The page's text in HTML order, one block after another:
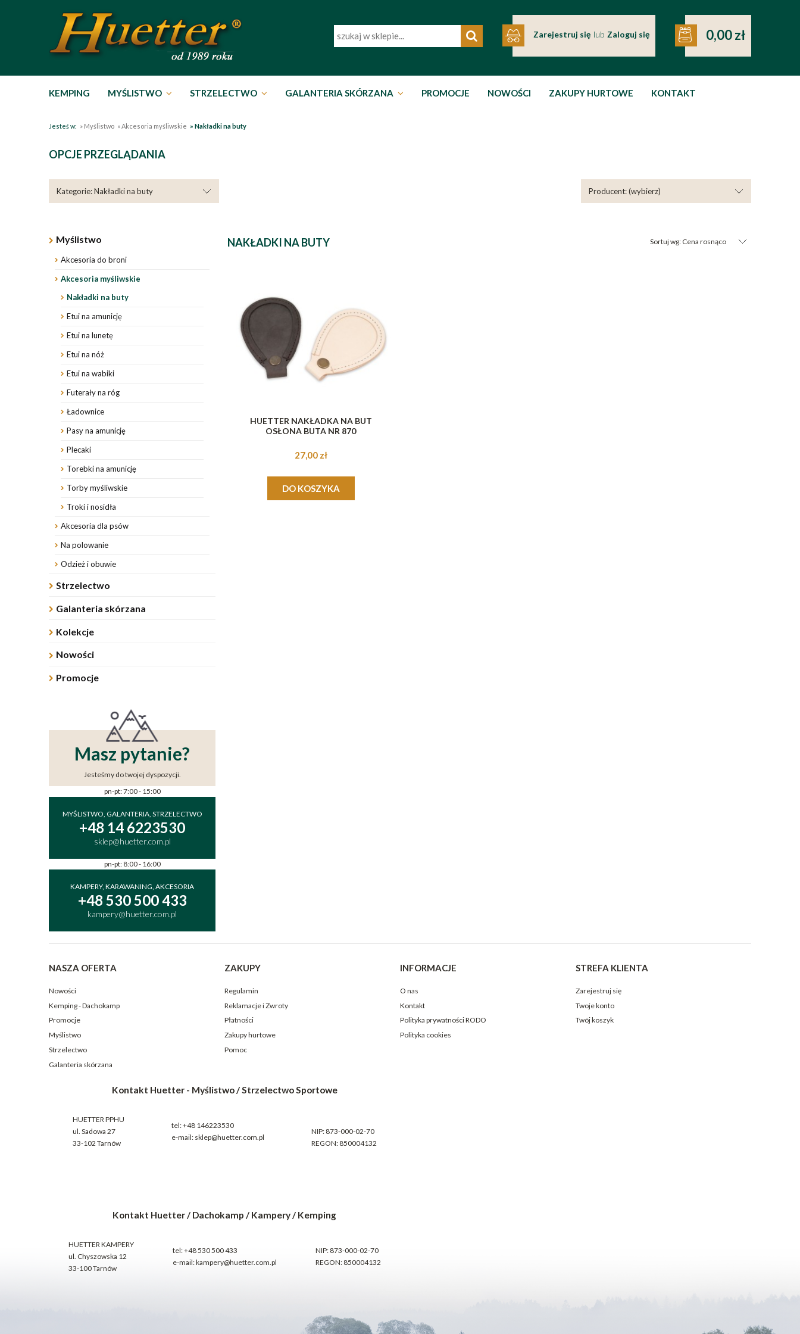
0,00 zł
Zarejestruj się lub Zaloguj się
KEMPING MYŚLISTWO STRZELECTWO GALANTERIA SKÓRZANA PROMOCJE NOWOŚCI ZAKUPY HURTOWE KONTAKT
Jesteś w: » Myślistwo »Akcesoria myśliwskie » Nakładki na buty
OPCJE PRZEGLĄDANIA
Kategorie: Nakładki na buty Producent: (wybierz)
Myślistwo
Akcesoria do broni
Akcesoria myśliwskie
Nakładki na buty
Etui na amunicję
Etui na lunetę
Etui na nóż
Etui na wabiki
Futerały na róg
Ładownice
Pasy na amunicję
Plecaki
Torebki na amunicję
Torby myśliwskie
Troki i nosidła
Akcesoria dla psów
Na polowanie
Odzież i obuwie
Strzelectwo
Galanteria skórzana
Kolekcje
Nowości
Promocje
Masz pytanie?
Jesteśmy do twojej dyspozycji.
pn-pt: 7:00 - 15:00
MYŚLISTWO, GALANTERIA, STRZELECTWO
+48 14 6223530
sklep@huetter.com.pl
pn-pt: 8:00 - 16:00
KAMPERY, KARAWANING, AKCESORIA
+48 530 500 433
kampery@huetter.com.pl
NAKŁADKI NA BUTY Sortuj wg: Cena rosnąco
HUETTER NAKŁADKA NA BUT
OSŁONA BUTA NR 870
27,00 zł
DO KOSZYKA
NASZA OFERTA
Nowości
Kemping - Dachokamp
Promocje
Myślistwo
Strzelectwo
Galanteria skórzana
ZAKUPY
Regulamin
Reklamacje i Zwroty
Płatności
Zakupy hurtowe
Pomoc
INFORMACJE
O nas
Kontakt
Polityka prywatności RODO
Polityka cookies
STREFA KLIENTA
Zarejestruj się
Twoje konto
Twój koszyk
Kontakt Huetter - Myślistwo / Strzelectwo Sportowe
HUETTER PPHU
ul. Sadowa 27
33-102 Tarnów
tel:+48 146223530
e-mail: sklep@huetter.com.pl
NIP: 873-000-02-70
REGON: 850004132
Kontakt Huetter / Dachokamp / Kampery / Kemping
HUETTER KAMPERY
ul. Chyszowska 12
33-100 Tarnów
tel:+48 530 500 433
e-mail:kampery@huetter.com.pl
NIP: 873-000-02-70
REGON: 850004132